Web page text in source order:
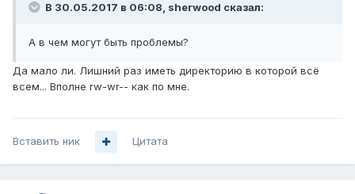
В 30.05.2017 в 06:08, sherwood сказал:
А в чем могут быть проблемы?
Да мало ли. Лишний раз иметь директорию в которой всё
всем... Вполне rw-wr-- как по мне.
Вставить ник Цитата